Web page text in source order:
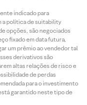
indicado para
a política de suitability
opções, são negociados
fixado em data futura,
um prêmio ao vendedor tal
derivativos são
altas relações de risco e
de perdas
para o investimento
garantido neste tipo de